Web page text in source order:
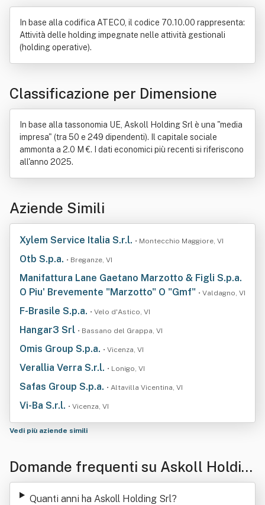
Materie prime
Tecnologia
In base alla codifica ATECO, il codice 70.10.00 rappresenta:
Attività delle holding impegnate nelle attività gestionali
(holding operative).
Classificazione per Dimensione
In base alla tassonomia UE, Askoll Holding Srl è una "media
impresa" (tra 50 e 249 dipendenti). Il capitale sociale
ammonta a 2.0 M €. I dati economici più recenti si riferiscono
all'anno 2025.
Aziende Simili
Xylem Service Italia S.r.l. • Montecchio Maggiore, VI
Otb S.p.a. • Breganze, VI
Manifattura Lane Gaetano Marzotto & Figli S.p.a.
O Piu' Brevemente "Marzotto" O "Gmf" • Valdagno, VI
F-Brasile S.p.a. • Velo d'Astico, VI
Hangar3 Srl • Bassano del Grappa, VI
Omis Group S.p.a. • Vicenza, VI
Verallia Verra S.r.l. • Lonigo, VI
Safas Group S.p.a. • Altavilla Vicentina, VI
Vi-Ba S.r.l. • Vicenza, VI
Vedi più aziende simili
Domande frequenti su Askoll Holdin
g Srl
Quanti anni ha Askoll Holding Srl?